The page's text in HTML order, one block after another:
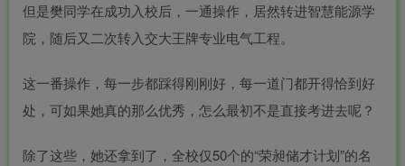
但是樊同学在成功入校后，一通操作，居然转进智慧能源学
院 ，随后又二次转入交大王牌专业电气工程。
这一番操作，每一步都踩得刚刚好，每一道门都开得恰到好
处，可如果她真的那么优秀，怎么最初不是直接考进去呢？
除了这些，她还拿到了，全校仅50个的“荣昶储才计划”的名